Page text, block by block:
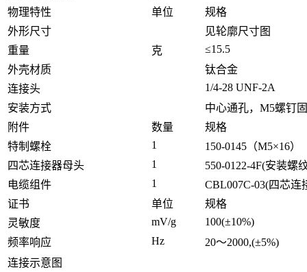
物理特性
单位
规格
外形尺寸
见轮廓尺寸图
重量
克
≤15.5
外壳材质
钛合金
连接头
1/4-28 UNF-2A
安装方式
中心通孔，M5螺钉
附件
数量
规格
特制螺栓
1
150-0145（M5×16）
四芯连接器母头
1
550-0122-4F(安装螺
电缆组件
1
CBL007C-03(四芯
证书
单位
规格
灵敏度
mV/g
100(±10%)
频率响应
Hz
20～2000,(±5%)
连接示意图